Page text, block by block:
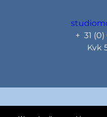
+ 31 (0)
Kvk